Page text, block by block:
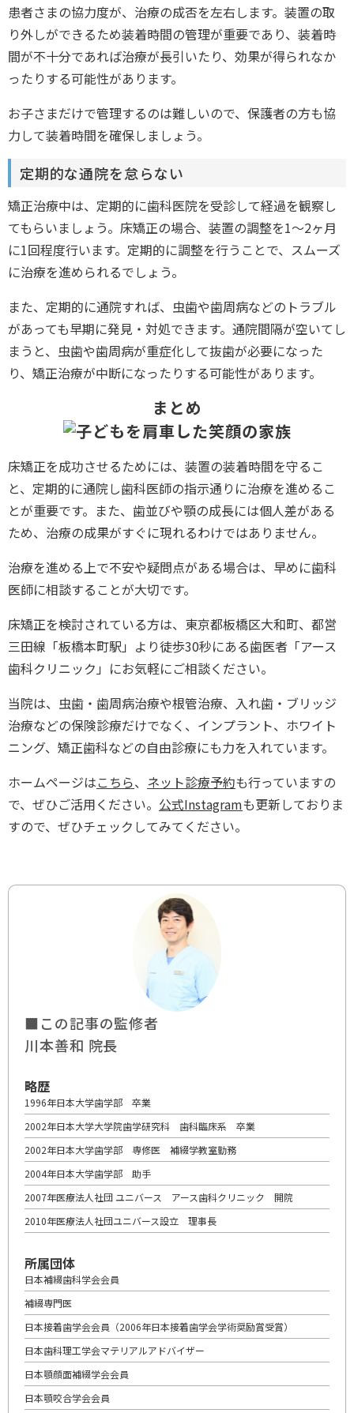
患者さまの協力度が、治療の成否を左右します。装置の取
り外しができるため装着時間の管理が重要であり、装着時
間が不十分であれば治療が長引いたり、効果が得られなか
ったりする可能性があります。
お子さまだけで管理するのは難しいので、保護者の方も協
力して装着時間を確保しましょう。
定期的な通院を怠らない
矯正治療中は、定期的に歯科医院を受診して経過を観察し
てもらいましょう。床矯正の場合、装置の調整を1〜2ヶ月
に1回程度行います。定期的に調整を行うことで、スムーズ
に治療を進められるでしょう。
また、定期的に通院すれば、虫歯や歯周病などのトラブル
があっても早期に発見・対処できます。通院間隔が空いてし
まうと、虫歯や歯周病が重症化して抜歯が必要になった
り、矯正治療が中断になったりする可能性があります。
まとめ
床矯正を成功させるためには、装置の装着時間を守るこ
と、定期的に通院し歯科医師の指示通りに治療を進めるこ
とが重要です。また、歯並びや顎の成長には個人差がある
ため、治療の成果がすぐに現れるわけではありません。
治療を進める上で不安や疑問点がある場合は、早めに歯科
医師に相談することが大切です。
床矯正を検討されている方は、東京都板橋区大和町、都営
三田線「板橋本町駅」より徒歩30秒にある歯医者「アース
歯科クリニック」にお気軽にご相談ください。
当院は、虫歯・歯周病治療や根管治療、入れ歯・ブリッジ
治療などの保険診療だけでなく、インプラント、ホワイト
ニング、矯正歯科などの自由診療にも力を入れています。
ホームページはこちら、 ネット診療予約も行っていますの
で、ぜひご活用ください。 公式Instagramも更新しておりま
すので、ぜひチェックしてみてください。
■この記事の監修者
川本善和 院長
略歴
1996年日本大学歯学部 卒業
2002年日本大学大学院歯学研究科 歯科臨床系 卒業
2002年日本大学歯学部 専修医 補綴学教室勤務
2004年日本大学歯学部 助手
2007年医療法人社団 ユニバース アース歯科クリニック 開院
2010年医療法人社団ユニバース設立 理事長
所属団体
日本補綴歯科学会会員
補綴専門医
日本接着歯学会会員（2006年日本接着歯学会学術奨励賞受賞）
日本歯科理工学会マテリアルアドバイザー
日本顎顔面補綴学会会員
日本顎咬合学会会員